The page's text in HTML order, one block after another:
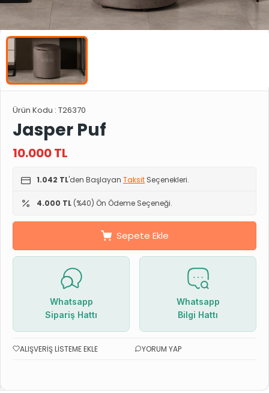
Ürün Kodu : T26370
Jasper Puf
10.000TL
1.042 TL'den Başlayan Taksit Seçenekleri.
4.000 TL (%40) Ön Ödeme Seçeneği.
Sepete Ekle
Whatsapp
Sipariş Hattı
Whatsapp
Bilgi Hattı
ALIŞVERIŞ LISTEME EKLE YORUM YAP